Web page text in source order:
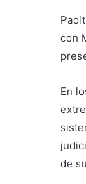
con
En
de